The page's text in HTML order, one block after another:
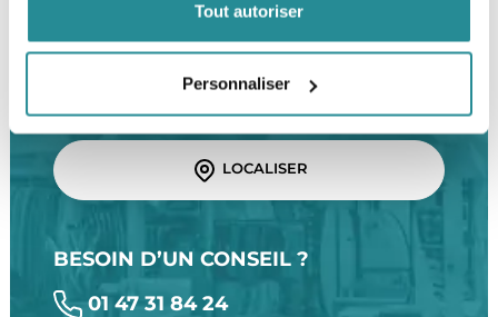
Tout autoriser
Personnaliser
92100 Boulogne-Billancourt
LOCALISER
BESOIN D’UN CONSEIL ?
01 47 31 84 24